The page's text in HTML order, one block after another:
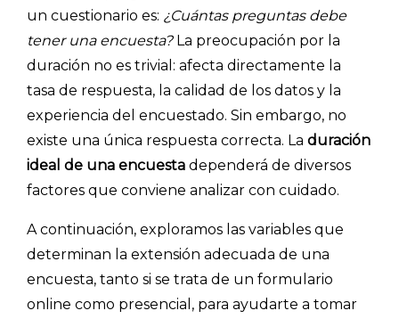
un cuestionario es: ¿Cuántas preguntas debe
tener una encuesta?La preocupación por la
duración no es trivial: afecta directamente la
tasa de respuesta, la calidad de los datos y la
experiencia del encuestado. Sin embargo, no
existe una única respuesta correcta. La duración
ideal de una encuesta dependerá de diversos
factores que conviene analizar con cuidado.
A continuación, exploramos las variables que
determinan la extensión adecuada de una
encuesta, tanto si se trata de un formulario
online como presencial, para ayudarte a tomar